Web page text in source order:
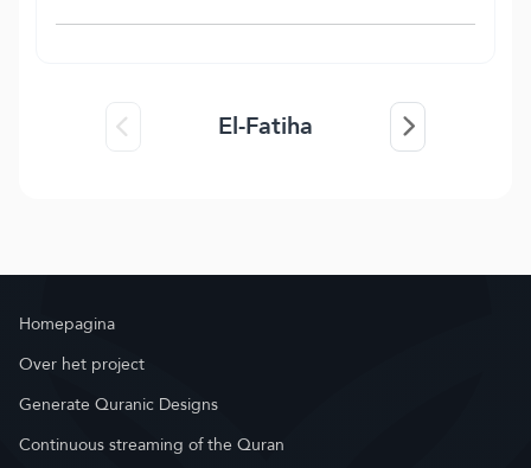
El-Fatiha
Homepagina
Over het project
Generate Quranic Designs
Continuous streaming of the Quran